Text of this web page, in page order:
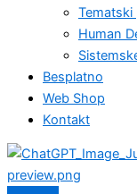
Tematski
Human
Besplatno
Web Shop
Kontakt